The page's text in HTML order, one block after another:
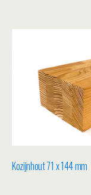
Kozijnhout 71 x 144 mm